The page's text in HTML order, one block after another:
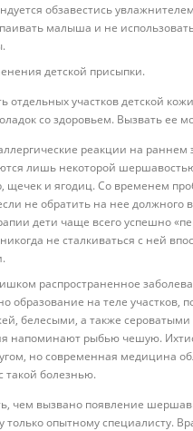
обзавестись
малыша и не
детской присыпки.
отдельных участков детской
со здоровьем. Вызвать ее
реакции на раннем
лишь некоторой
щечек и ягодиц. Со временем
не обратить на нее должного
дети чаще всего успешно
не сталкиваться с ней
распространенное
образование на теле участков,
белесыми, а также
напоминают рыбью чешую.
но современная медицина
такой болезнью.
чем вызвано появление
только опытному специалисту.